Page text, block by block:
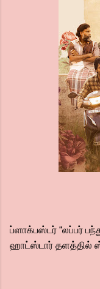
ப்ளாக்பஸ்டர் “லப்பர்
ஹாட்ஸ்டார் தளத்தில்